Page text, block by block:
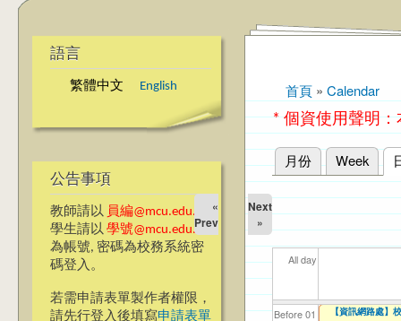
語言
繁體中文 English
公告事項
教師請以 員編@mcu.edu.tw
學生請以 學號@mcu.edu.tw
為帳號, 密碼為校務系統密
碼登入。
若需申請表單製作者權限，
請先行登入後填寫申請表單
您在這裡
首頁 » Calendar
* 個資使用聲明
主要索引標籤
月份 Week
«
Prev
Next
»
All day
Before 01
【資網處】
【財務處】工讀
【財務處】漏打
114
114
114
【學
114
【教學暨學習
【教學暨學習
Ja(>_<)pan 應
【資訊網路處